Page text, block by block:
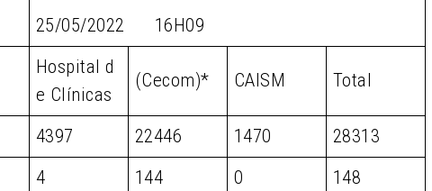
25/05/2022 16H09
Hospital d
e Clínicas
(Cecom)* CAISM Total
4397 22446 1470
28313
4 144 0
148